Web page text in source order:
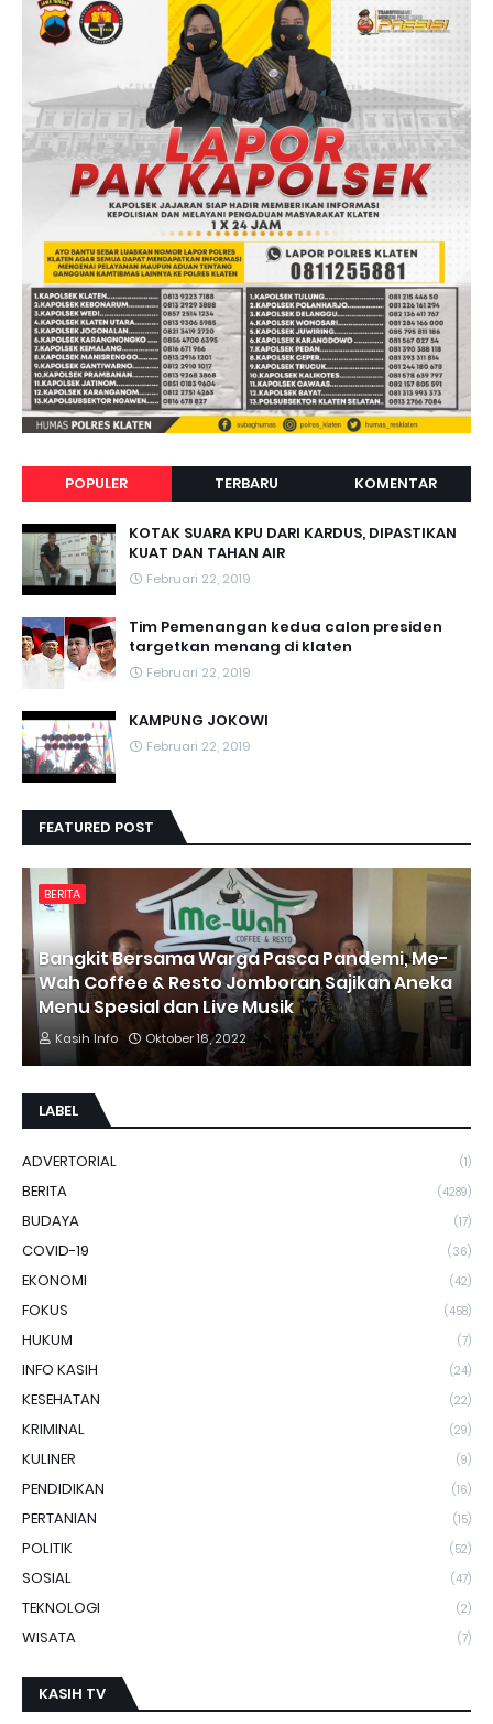
POPULER TERBARU KOMENTAR
KOTAK SUARA KPU DARI KARDUS, DIPASTIKAN
KUAT DAN TAHAN AIR
Februari 22, 2019
Tim Pemenangan kedua calon presiden
targetkan menang di klaten
Februari 22, 2019
KAMPUNG JOKOWI
Februari 22, 2019
FEATURED POST
BERITA
Bangkit Bersama Warga Pasca Pandemi, Me-
Wah Coffee & Resto Jomboran Sajikan Aneka
Menu Spesial dan Live Musik
Kasih Info Oktober 16, 2022
LABEL
ADVERTORIAL (1)
BERITA (4289)
BUDAYA (17)
COVID-19 (36)
EKONOMI (42)
FOKUS (458)
HUKUM (7)
INFO KASIH (24)
KESEHATAN (22)
KRIMINAL (29)
KULINER (9)
PENDIDIKAN (16)
PERTANIAN (15)
POLITIK (52)
SOSIAL (47)
TEKNOLOGI (2)
WISATA (7)
KASIH TV